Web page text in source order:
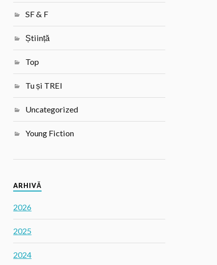
SF & F
Știință
Top
Tu și TREI
Uncategorized
Young Fiction
ARHIVĂ
2026
2025
2024